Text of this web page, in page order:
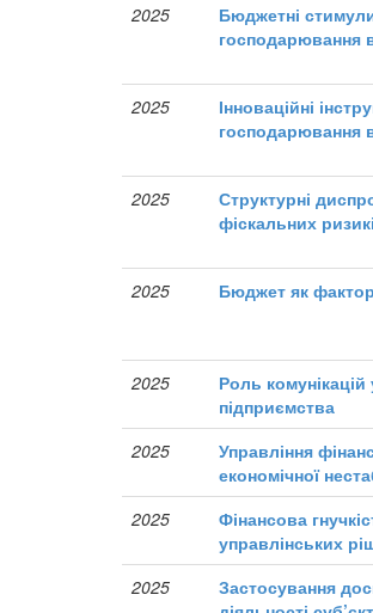
2025
Бюджетні
господарювання
2025
Інноваційні
господарювання
2025
Структурні
фіскальних
2025
Бюджет як
2025
Роль комунікацій
підприємства
2025
Управління
економічної
2025
Фінансова
управлінських
2025
Застосування